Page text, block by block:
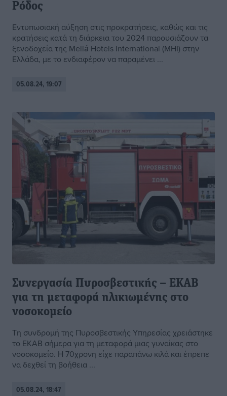
Ρόδος
Εντυπωσιακή αύξηση στις προκρατήσεις, καθώς και τις
κρατήσεις κατά τη διάρκεια του 2024 παρουσιάζουν τα
ξενοδοχεία της Meliá Hotels International (MHI) στην
Ελλάδα, με το ενδιαφέρον να παραμένει ...
05.08.24, 19:07
Συνεργασία Πυροσβεστικής – ΕΚΑΒ
για τη μεταφορά ηλικιωμένης στο
νοσοκομείο
Τη συνδρομή της Πυροσβεστικής Υπηρεσίας χρειάστηκε
το ΕΚΑΒ σήμερα για τη μεταφορά μιας γυναίκας στο
νοσοκομείο. Η 70χρονη είχε παραπάνω κιλά και έπρεπε
να δεχθεί τη βοήθεια ...
05.08.24, 18:47